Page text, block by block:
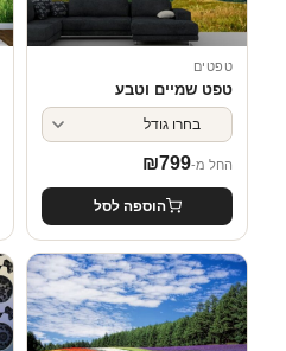
טפטים
טפט שמיים וטבע
החל מ- ₪799
הוספה לסל